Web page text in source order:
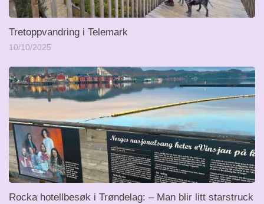
Tretoppvandring i Telemark
10/10/2025
Rocka hotellbesøk i Trøndelag: – Man blir litt starstruck